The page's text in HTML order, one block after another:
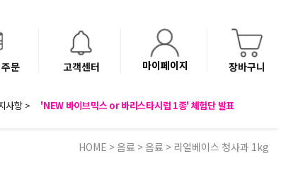
문 고객센터 마이페이지 장바구니
사항 >
'NEW 바이브믹스 or 바리스타시럽 1종' 체험단 발표
HOME >음료 >음료 > 리얼베이스 청사과 1kg